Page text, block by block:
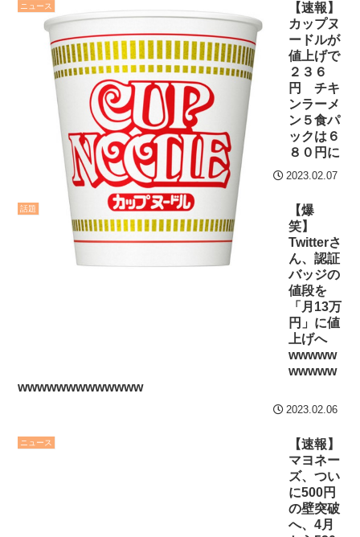
日本が北朝鮮に辛勝し二
次予選3連勝も、海外ファン
は采配に辛辣「おそろしい
内容の後半」「今日の森保
はチキン」
七ツ森りり ご令嬢と召使
いの禁断の恋…1日だけ許さ
れた夫婦としての時間をひ
たすら愛し合う。
Powered by livedoor 相
代」に突入！アトラクショ
ンパスがどれもこれも1500
円の課金チケに
海外「日本よ、お前がナ
ンバーワンだ」 熊本地震直
後の日本の対応のスピード
に世界が衝撃
【第7話予告】水10ドラ
マ『ラムネモンキー』 トレ
ンディなクリスマスイヴ
2/25(水)
36歳の彼女と結婚したい
のに、家族が猛反対。家族
から信じられない言葉が飛
「本気で潰しにきてる」
滝沢秀明の新オーディショ
Powered by livedoor 相
ニュース
【速報】
カップヌ
ードルが
値上げで
２３６
円 チキ
ンラーメ
ン５食パ
ックは６
８０円に
2023.02.07
話題
【爆
笑】
Twitterさ
ん、認証
バッジの
値段を
「月13万
円」に値
上げへ
wwwww
wwwww
wwwwwwwwwwwww
2023.02.06
ニュース
【速報】
マヨネー
ズ、つい
に500円
の壁突破
へ、4月